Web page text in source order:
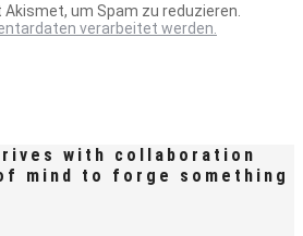
um Spam zu reduzieren.
verarbeitet werden.
with collaboration
mind to forge something